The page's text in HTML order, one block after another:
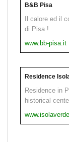
B&B Pisa
Il calore ed il
di Pisa !
www.bb-pisa.it
Residence
Residence in
historical